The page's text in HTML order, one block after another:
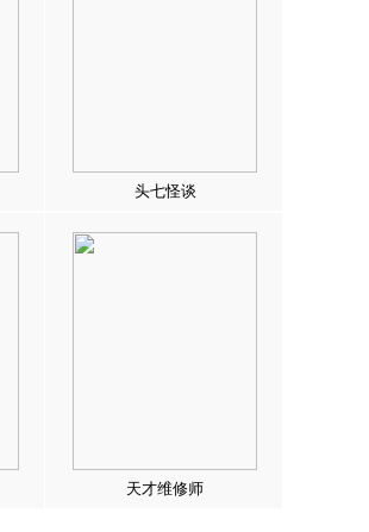
头七怪谈
天才维修师